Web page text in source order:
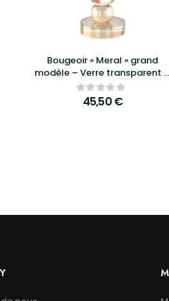
Bougeoir « Meral » grand
modèle – Verre transparent &
or – Richmond Interiors
45,50€